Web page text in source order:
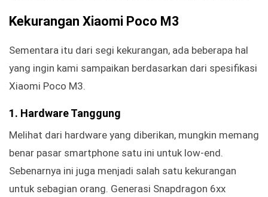
Kekurangan Xiaomi Poco M3
Sementara itu dari segi kekurangan, ada beberapa hal
yang ingin kami sampaikan berdasarkan dari spesifikasi
Xiaomi Poco M3.
1. Hardware Tanggung
Melihat dari hardware yang diberikan, mungkin memang
benar pasar smartphone satu ini untuk low-end.
Sebenarnya ini juga menjadi salah satu kekurangan
untuk sebagian orang. Generasi Snapdragon 6xx